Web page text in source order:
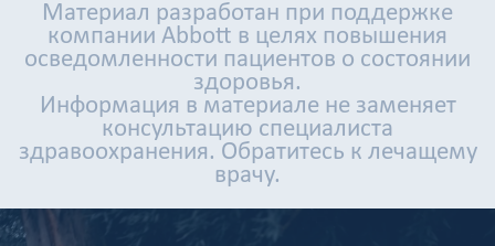
Материал разработан при поддержке
компании Abbott в целях повышения
осведомленности пациентов о состоянии
здоровья.
Информация в материале не заменяет
консультацию специалиста
здравоохранения. Обратитесь к лечащему
врачу.